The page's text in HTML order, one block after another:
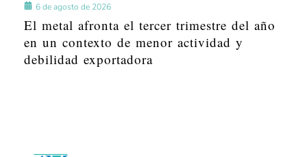
6 de agosto de 2026
El metal afronta el tercer trimestre del año
en un contexto de menor actividad y
debilidad exportadora